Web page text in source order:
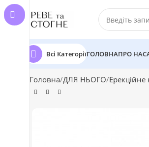
Всі КатегоріїГОЛОВНАПРО НАС
Головна ДЛЯ НЬОГО Ерекційне